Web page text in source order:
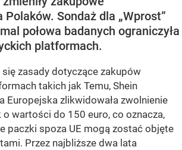
Sondaż dla „Wprost”
połowa badanych ograniczyła
platformach.
się zasady dotyczące zakupów
takich jak Temu, Shein
Europejska zlikwidowała zwolnienie
o wartości do 150 euro, co oznacza,
paczki spoza UE mogą zostać objęte
Przez najbliższe dwa lata